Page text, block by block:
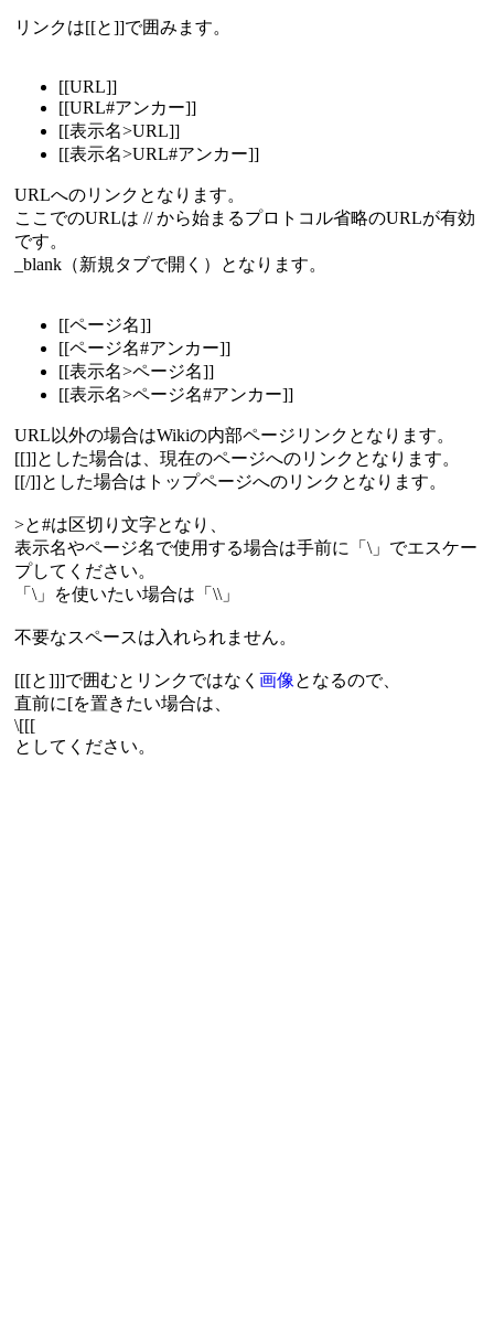
リンクは[[と]]で囲みます。
[[URL]]
[[URL#アンカー]]
[[表示名>URL]]
[[表示名>URL#アンカー]]
URLへのリンクとなります。
ここでのURLは // から始まるプロトコル省略のURLが有効
です。
_blank（新規タブで開く）となります。
[[ページ名]]
[[ページ名#アンカー]]
[[表示名>ページ名]]
[[表示名>ページ名#アンカー]]
URL以外の場合はWikiの内部ページリンクとなります。
[[]]とした場合は、現在のページへのリンクとなります。
[[/]]とした場合はトップページへのリンクとなります。
>と#は区切り文字となり、
表示名やページ名で使用する場合は手前に「\」でエスケー
プしてください。
「\」を使いたい場合は「\\」
不要なスペースは入れられません。
[[[と]]]で囲むとリンクではなく 画像となるので、
直前に[を置きたい場合は、
\[[[
としてください。